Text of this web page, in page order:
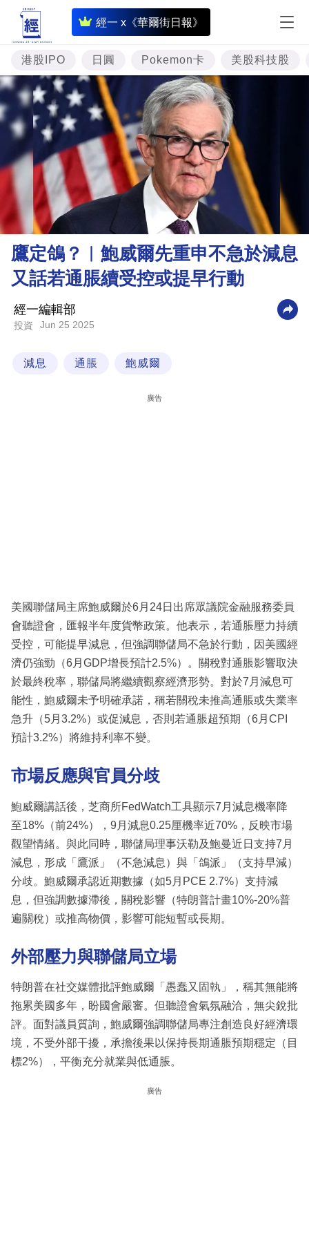
經一 x《華爾街日報》
即
時
財
經
專
題
投
樓
理
商
科
區
港股IPO 日圓 Pokemon卡 美股科技股
鷹定鴿？︳鮑威爾先重申不急於減息
又話若通脹續受控或提早行動
經一編輯部
投資 Jun 25 2025
減息 通脹 鮑威爾
廣告
美國聯儲局主席鮑威爾於6月24日出席眾議院金融服務委員
會聽證會，匯報半年度貨幣政策。他表示，若通脹壓力持續
受控，可能提早減息，但強調聯儲局不急於行動，因美國經
濟仍強勁（6月GDP增長預計2.5%）。關稅對通脹影響取決
於最終稅率，聯儲局將繼續觀察經濟形勢。對於7月減息可
能性，鮑威爾未予明確承諾，稱若關稅未推高通脹或失業率
急升（5月3.2%）或促減息，否則若通脹超預期（6月CPI
預計3.2%）將維持利率不變。
市場反應與官員分歧
鮑威爾講話後，芝商所FedWatch工具顯示7月減息機率降
至18%（前24%），9月減息0.25厘機率近70%，反映市場
觀望情緒。與此同時，聯儲局理事沃勒及鮑曼近日支持7月
減息，形成「鷹派」（不急減息）與「鴿派」（支持早減）
分歧。鮑威爾承認近期數據（如5月PCE 2.7%）支持減
息，但強調數據滯後，關稅影響（特朗普計畫10%-20%普
遍關稅）或推高物價，影響可能短暫或長期。
外部壓力與聯儲局立場
特朗普在社交媒體批評鮑威爾「愚蠢又固執」，稱其無能將
拖累美國多年，盼國會嚴審。但聽證會氣氛融洽，無尖銳批
評。面對議員質詢，鮑威爾強調聯儲局專注創造良好經濟環
境，不受外部干擾，承擔後果以保持長期通脹預期穩定（目
標2%），平衡充分就業與低通脹。
廣告